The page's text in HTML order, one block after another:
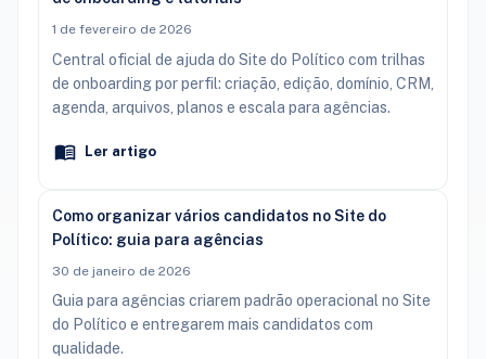
1 de fevereiro de 2026
Central oficial de ajuda do Site do Político com trilhas
de onboarding por perfil: criação, edição, domínio, CRM,
agenda, arquivos, planos e escala para agências.
Ler artigo
Como organizar vários candidatos no Site do
Político: guia para agências
30 de janeiro de 2026
Guia para agências criarem padrão operacional no Site
do Político e entregarem mais candidatos com
qualidade.